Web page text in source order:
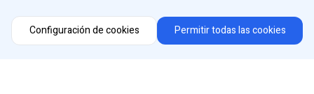
Acerca de iControls
Configuración de cookies Permitir todas las cookies